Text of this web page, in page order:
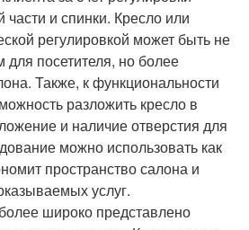
и спинки. Кресло или
регулировкой может быть не
посетителя, но более
Также, к функциональности
разложить кресло в
и наличие отверстия для
можно использовать как
пространство салона и
услуг.
широко представлено